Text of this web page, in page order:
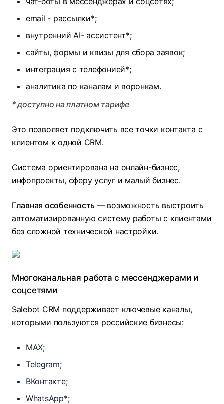
email - рассылки*;
внутренний AI- ассистент*;
сайты, формы и квизы для сбора заявок;
интеграция с телефонией*;
аналитика по каналам и воронкам.
* доступно на платном тарифе
Это позволяет подключить все точки контакта с
клиентом к одной CRM.​
Система ориентирована на онлайн-бизнес,
инфопроекты, сферу услуг и малый бизнес.
Главная особенность — возможность выстроить
автоматизированную систему работы с клиентами
без сложной технической настройки.
Многоканальная работа с мессенджерами и
соцсетями
Salebot CRM поддерживает ключевые каналы,
которыми пользуются российские бизнесы:
MAX;
Telegram;
ВКонтакте;
WhatsApp*;